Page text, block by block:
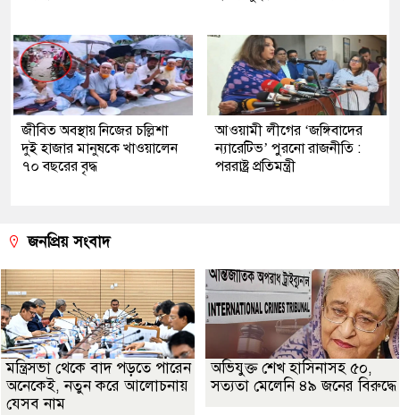
জীবিত অবস্থায় নিজের চল্লিশা
দুই হাজার মানুষকে খাওয়ালেন
৭০ বছরের বৃদ্ধ
আওয়ামী লীগের ‘জঙ্গিবাদের
ন্যারেটিভ’ পুরনো রাজনীতি :
পররাষ্ট্র প্রতিমন্ত্রী
জনপ্রিয় সংবাদ
মন্ত্রিসভা থেকে বাদ পড়তে পারেন
অনেকেই, নতুন করে আলোচনায়
যেসব নাম
অভিযুক্ত শেখ হাসিনাসহ ৫০,
সত্যতা মেলেনি ৪৯ জনের বিরুদ্ধে